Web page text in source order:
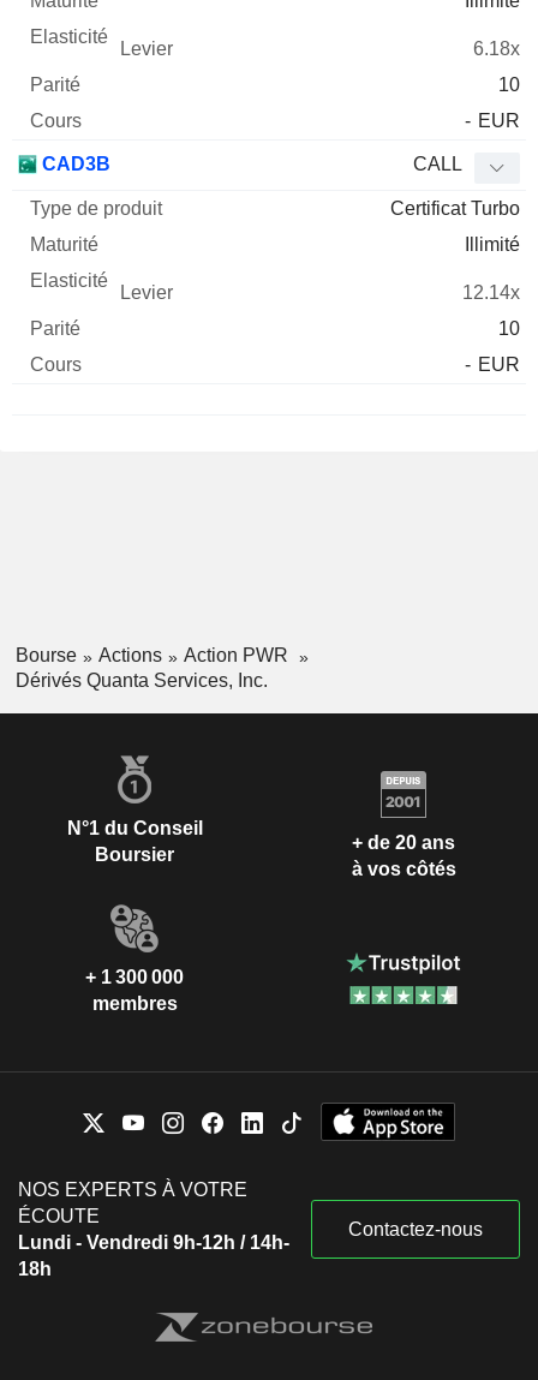
6.18x
10
- EUR
CAD3B CALL
Certificat Turbo
Illimité
12.14x
10
- EUR
Bourse Actions
Action PWR
Dérivés Quanta Services, Inc.
N°1 du Conseil
Boursier
+ de 20 ans
à vos côtés
+ 1 300 000
membres
NOS EXPERTS À VOTRE
ÉCOUTE
Lundi - Vendredi 9h-12h / 14h-
18h
Contactez-nous